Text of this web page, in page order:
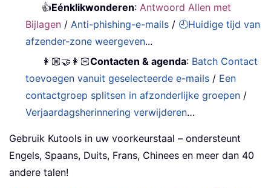
👍Eénklikwonderen: Antwoord Allen met
Bijlagen / Anti-phishing-e-mails / 🕘Huidige tijd van
afzender-zone weergeven...
👩🏼‍🤝‍👩🏻Contacten & agenda: Batch Contact
toevoegen vanuit geselecteerde e-mails / Een
contactgroep splitsen in afzonderlijke groepen /
Verjaardagsherinnering verwijderen…
Gebruik Kutools in uw voorkeurstaal – ondersteunt
Engels, Spaans, Duits, Frans, Chinees en meer dan 40
andere talen!